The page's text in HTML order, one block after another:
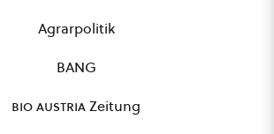
Agrarpolitik
BANG
bio austriaZeitung